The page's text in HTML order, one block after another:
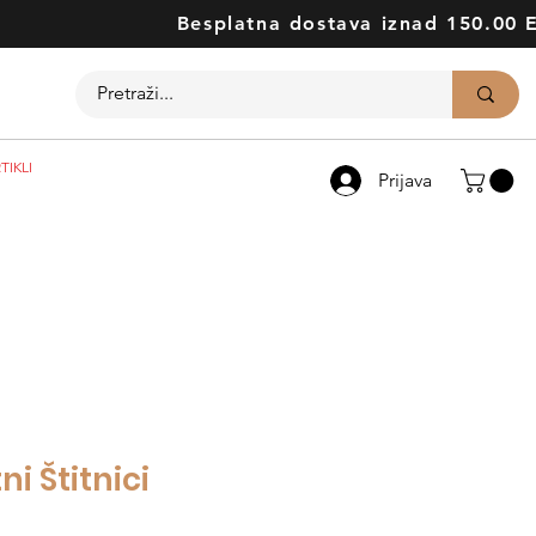
Besplatna dostava iznad 150.00
Prijava
Štitnici